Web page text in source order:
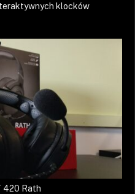
klocków
420 Rath